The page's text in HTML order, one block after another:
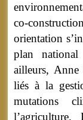
co-
orientation
plan
ailleurs, Anne
liés à la
mutations